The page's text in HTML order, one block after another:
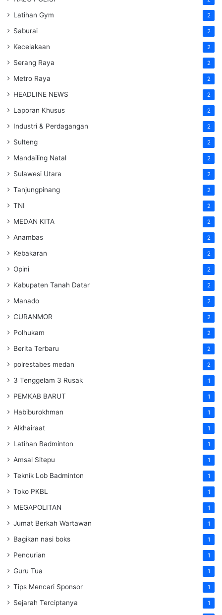
Latihan Gym 2
Saburai 2
Kecelakaan 2
Serang Raya 2
Metro Raya 2
HEADLINE NEWS 2
Laporan Khusus 2
Industri & Perdagangan 2
Sulteng 2
Mandailing Natal 2
Sulawesi Utara 2
Tanjungpinang 2
TNI 2
MEDAN KITA 2
Anambas 2
Kebakaran 2
Opini 2
Kabupaten Tanah Datar 2
Manado 2
CURANMOR 2
Polhukam 2
Berita Terbaru 2
polrestabes medan 2
3 Tenggelam 3 Rusak 1
PEMKAB BARUT 1
Habiburokhman 1
Alkhairaat 1
Latihan Badminton 1
Amsal Sitepu 1
Teknik Lob Badminton 1
Toko PKBL 1
MEGAPOLITAN 1
Jumat Berkah Wartawan 1
Bagikan nasi boks 1
Pencurian 1
Guru Tua 1
Tips Mencari Sponsor 1
Sejarah Terciptanya 1